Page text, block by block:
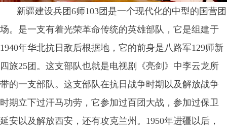
新疆建设兵团6师103团是一个现代化的中型的国营团
场。是一支有着光荣革命传统的英雄部队，它是组建于
1940年华北抗日敌后根据地，它的前身是八路军129师新
四旅25团。这支部队也就是电视剧《亮剑》中李云龙所
带的一支部队。这支部队在抗日战争时期以及解放战争
时期立下过汗马功劳，它参加过百团大战，参加过保卫
延安以及解放西安，还有攻克兰州。1950年进疆以后，